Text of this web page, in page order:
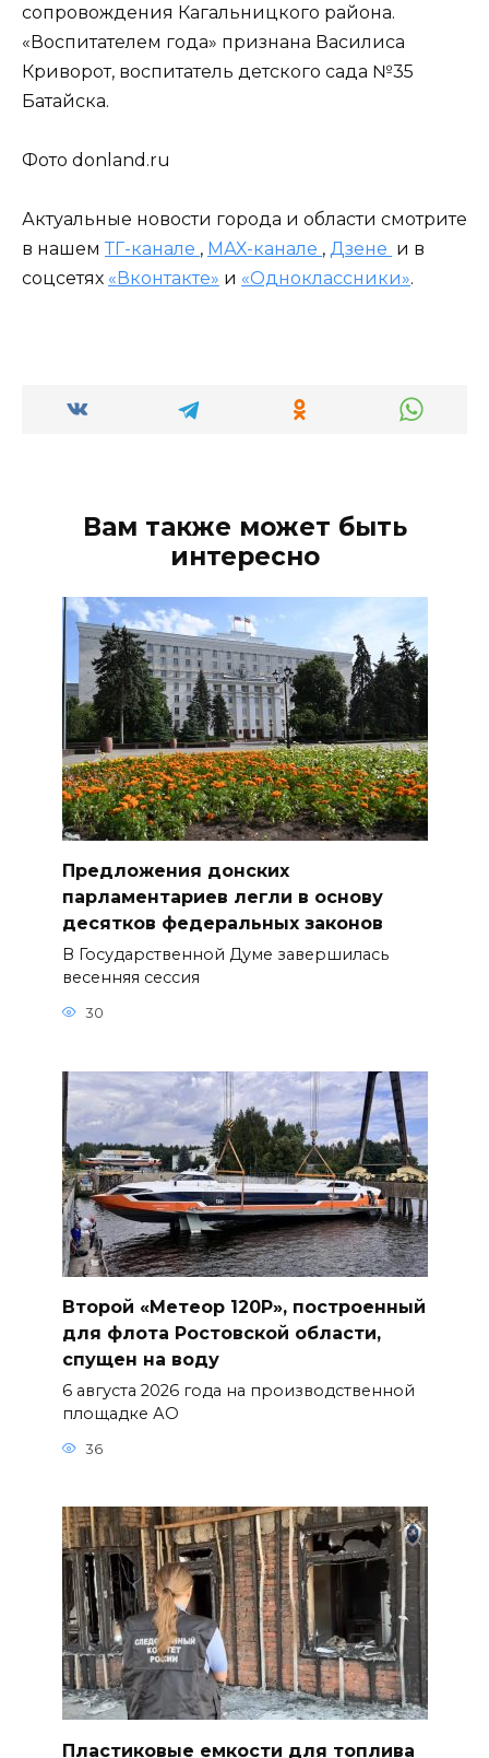
сопровождения Кагальницкого района.
«Воспитателем года» признана Василиса
Криворот, воспитатель детского сада №35
Батайска.
Фото donland.ru
Актуальные новости города и области смотрите
в нашем ТГ-канале , МАХ-канале , Дзене и в
соцсетях «Вконтакте» и «Одноклассники».
Вам также может быть
интересно
Предложения донских
парламентариев легли в основу
десятков федеральных законов
В Государственной Думе завершилась
весенняя сессия
30
Второй «Метеор 120Р», построенный
для флота Ростовской области,
спущен на воду
6 августа 2026 года на производственной
площадке АО
36
Пластиковые емкости для топлива